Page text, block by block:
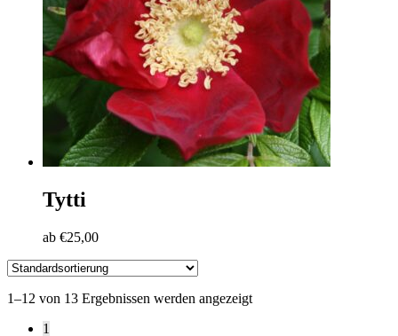
Tytti
ab €25,00
1–12 von 13 Ergebnissen werden angezeigt
1